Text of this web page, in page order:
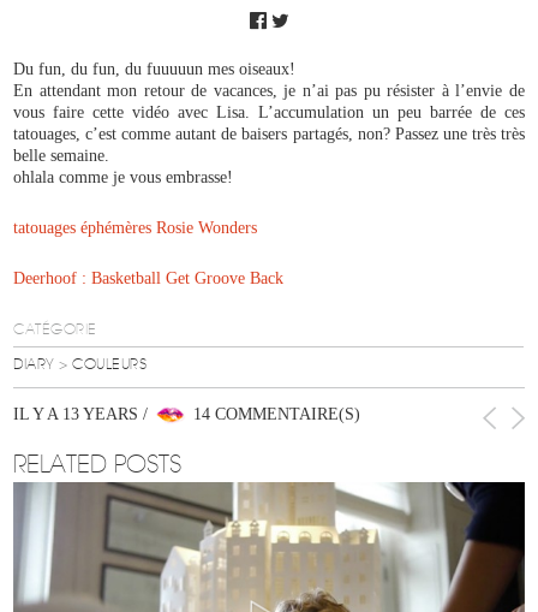
Du fun, du fun, du fuuuuun mes oiseaux!
En attendant mon retour de vacances, je n’ai pas pu résister à l’envie de
vous faire cette vidéo avec Lisa. L’accumulation un peu barrée de ces
tatouages, c’est comme autant de baisers partagés, non? Passez une très très
belle semaine.
ohlala comme je vous embrasse!
tatouages éphémères Rosie Wonders
Deerhoof : Basketball Get Groove Back
CATÉGORIE
DIARY> COULEURS
IL Y A 13 YEARS / 14 COMMENTAIRE(S)
RELATED POSTS